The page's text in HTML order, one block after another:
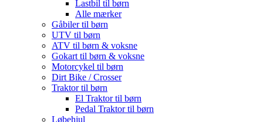
Lastbil til børn
Alle mærker
Gåbiler til børn
UTV til børn
ATV til børn & voksne
Gokart til børn & voksne
Motorcykel til børn
Dirt Bike / Crosser
Traktor til børn
El Traktor til børn
Pedal Traktor til børn
Løbehjul